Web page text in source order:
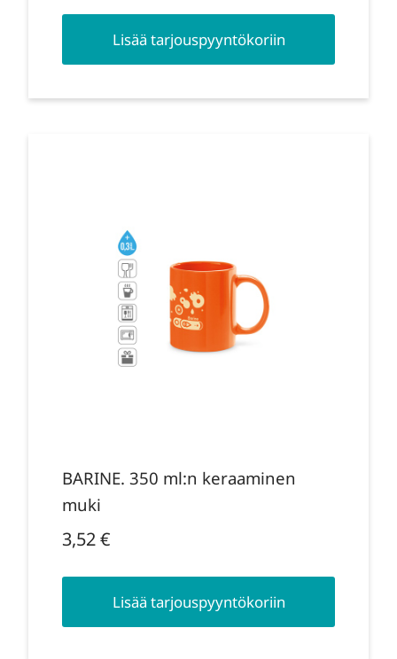
Lisää tarjouspyyntökoriin
BARINE. 350 ml:n keraaminen
muki
3,52€
Lisää tarjouspyyntökoriin